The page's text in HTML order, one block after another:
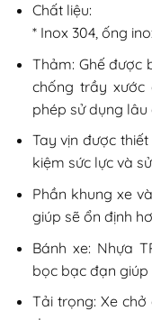
Chất liệu:
* Inox 304, ống
Thảm: Ghế được
chống trầy xước
phép sử dụng lâu
Tay vịn được
kiệm sức lực và
Phần khung xe
giúp sẽ ổn định
Bánh xe: Nhựa
bọc bạc đạn giúp
Tải trọng: Xe